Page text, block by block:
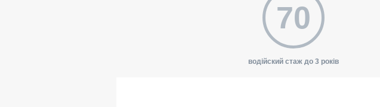
70
водійский стаж до 3 років